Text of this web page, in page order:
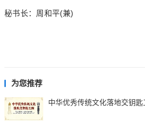
秘书长：周和平(兼)
为您推荐
中华优秀传统文化落地交钥